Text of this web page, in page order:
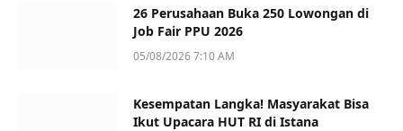
26 Perusahaan Buka 250 Lowongan di
Job Fair PPU 2026
05/08/2026 7:10 AM
Kesempatan Langka! Masyarakat Bisa
Ikut Upacara HUT RI di Istana